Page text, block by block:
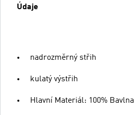
Údaje
nadrozměrný střih
kulatý výstřih
Hlavní Materiál: 100% Bavlna